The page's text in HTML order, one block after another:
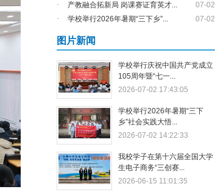
·
产教融合拓新局 岗课赛证育英才...
07-02
·
学校举行2026年暑期“三下乡”... 07-02
图片新闻
学校举行庆祝中国共产党成立
105周年暨“七一...
2026-07-02 17:43:05
学校举行2026年暑期“三下
乡”社会实践大悟...
2026-07-02 14:22:33
我校学子在第十六届全国大学
生电子商务“三创赛...
2026-06-15 11:01:35